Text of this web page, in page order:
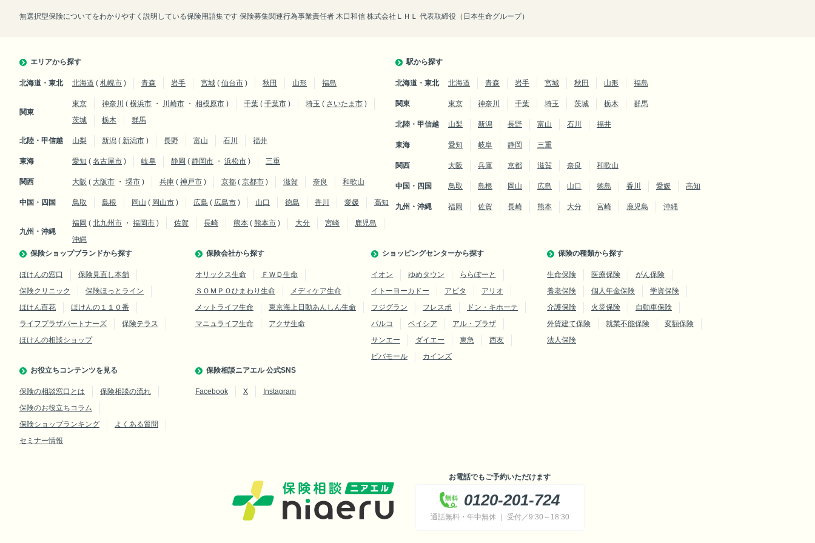
無選択型保険についてをわかりやすく説明している保険用語集です 保険募集関連行為事業責任者 木口和信 株式会社ＬＨＬ 代表取締役（日本生命グループ）
エリアから探す
北海道・東北 北海道 ( 札幌市 ) 青森 岩手 宮城 ( 仙台市 ) 秋田 山形 福島
関東
東京 神奈川 ( 横浜市 ・ 川崎市 ・ 相模原市 ) 千葉 ( 千葉市 ) 埼玉 ( さいたま市 )
茨城
栃木 群馬
北陸・甲信越 山梨 新潟 ( 新潟市 ) 長野 富山 石川 福井
東海 愛知 ( 名古屋市 ) 岐阜 静岡 ( 静岡市 ・ 浜松市 ) 三重
関西 大阪 ( 大阪市 ・ 堺市 ) 兵庫 ( 神戸市 ) 京都 ( 京都市 ) 滋賀 奈良 和歌山
中国・四国 鳥取 島根 岡山 ( 岡山市 ) 広島 ( 広島市 ) 山口 徳島 香川 愛媛 高知
九州・沖縄
福岡 ( 北九州市 ・ 福岡市 ) 佐賀 長崎 熊本 ( 熊本市 ) 大分 宮崎
鹿児島
沖縄
駅から探す
北海道・東北 北海道 青森 岩手 宮城 秋田 山形 福島
関東 東京 神奈川 千葉 埼玉 茨城 栃木 群馬
北陸・甲信越 山梨 新潟 長野 富山 石川 福井
東海 愛知 岐阜 静岡 三重
関西 大阪 兵庫 京都 滋賀 奈良 和歌山
中国・四国 鳥取 島根 岡山 広島 山口 徳島 香川 愛媛 高知
九州・沖縄 福岡 佐賀 長崎 熊本 大分 宮崎 鹿児島 沖縄
保険ショップブランドから探す
ほけんの窓口
保険見直し本舗
保険クリニック
保険ほっとライン
ほけん百花
ほけんの１１０番
ライフプラザパートナーズ
保険テラス
ほけんの相談ショップ
保険会社から探す
オリックス生命
ＦＷＤ生命
ＳＯＭＰＯひまわり生命
メディケア生命
メットライフ生命
東京海上日動あんしん生命
マニュライフ生命
アクサ生命
ショッピングセンターから探す
イオン ゆめタウン
ららぽーと
イトーヨーカドー
アピタ
アリオ
フジグラン
フレスポ
ドン・キホーテ
パルコ
ベイシア
アル・プラザ
サンエー
ダイエー 東急
西友
ビバモール
カインズ
保険の種類から探す
生命保険 医療保険
がん保険
養老保険
個人年金保険
学資保険
介護保険
火災保険
自動車保険
外貨建て保険
就業不能保険
変額保険
法人保険
お役立ちコンテンツを見る
保険の相談窓口とは
保険相談の流れ
保険のお役立ちコラム
保険ショップランキング
よくある質問
セミナー情報
保険相談ニアエル 公式SNS
Facebook X Instagram
お電話でもご予約いただけます
0120-201-724
通話無料・年中無休 ｜ 受付／9:30～18:30